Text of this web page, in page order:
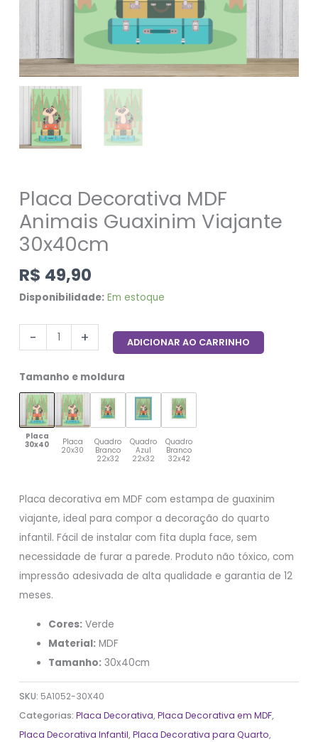
Placa Decorativa MDF
Animais Guaxinim Viajante
30x40cm
R$ 49,90
Disponibilidade: Em estoque
- + ADICIONAR AO CARRINHO
Tamanho e moldura
Placa
30x40
Placa
20x30
Quadro
Branco
22x32
Quadro
Azul
22x32
Quadro
Branco
32x42
Placa decorativa em MDF com estampa de guaxinim
viajante, ideal para compor a decoração do quarto
infantil. Fácil de instalar com fita dupla face, sem
necessidade de furar a parede. Produto não tóxico, com
impressão adesivada de alta qualidade e garantia de 12
meses.
Cores: Verde
Material: MDF
Tamanho: 30x40cm
SKU: 5A1052-30X40
Categorias:Placa Decorativa,Placa Decorativa em MDF,
Placa Decorativa Infantil,Placa Decorativa para Quarto,